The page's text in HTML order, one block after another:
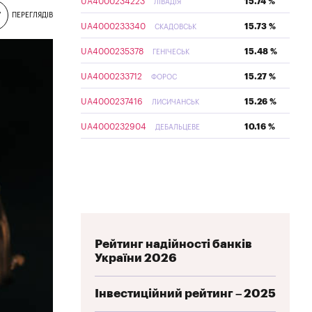
ПЕРЕГЛЯДІВ
ЛІВАДІЯ
UA4000233340 СКАДОВСЬК 15.73 %
UA4000235378 ГЕНІЧЕСЬК 15.48 %
UA4000233712 ФОРОС 15.27 %
UA4000237416 ЛИСИЧАНСЬК 15.26 %
UA4000232904 ДЕБАЛЬЦЕВЕ 10.16 %
Рейтинг надійності банків
України 2026
Інвестиційний рейтинг – 2025